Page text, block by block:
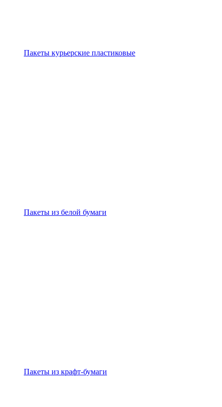
Пакеты курьерские пластиковые
Пакеты из белой бумаги
Пакеты из крафт-бумаги